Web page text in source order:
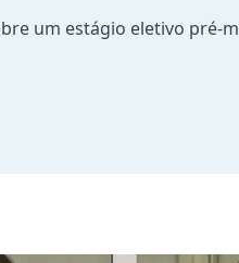
um estágio eletivo pré-